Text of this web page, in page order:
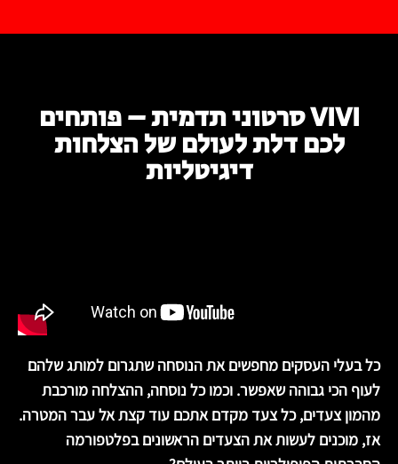
VIVI סרטוני תדמית – פותחים
לכם דלת לעולם של הצלחות
דיגיטליות
כל בעלי העסקים מחפשים את הנוסחה שתגרום למותג שלהם
לעוף הכי גבוהה שאפשר. וכמו כל נוסחה, ההצלחה מורכבת
מהמון צעדים, כל צעד מקדם אתכם עוד קצת אל עבר המטרה.
אז, מוכנים לעשות את הצעדים הראשונים בפלטפורמה